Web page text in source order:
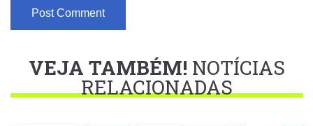
VEJA TAMBÉM! NOTÍCIAS
RELACIONADAS